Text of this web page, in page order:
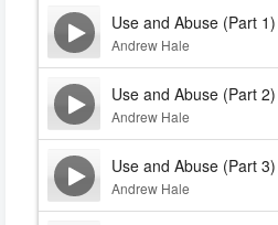
Use and Abuse (Part 1)
Andrew Hale
Use and Abuse (Part 2)
Andrew Hale
Use and Abuse (Part 3)
Andrew Hale